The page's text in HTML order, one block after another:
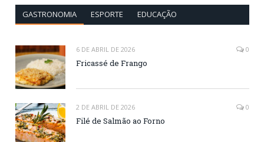
GASTRONOMIA ESPORTE EDUCAÇÃO
6 DE ABRIL DE 2026 0
Fricassé de Frango
2 DE ABRIL DE 2026 0
Filé de Salmão ao Forno